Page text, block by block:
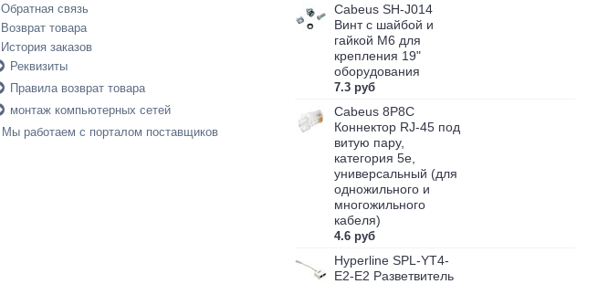
Обратная связь
Возврат товара
История заказов
Реквизиты
Правила возврат товара
монтаж компьютерных сетей
Мы работаем с порталом поставщиков
Cabeus SH-J014
Винт с шайбой и
гайкой M6 для
крепления 19"
оборудования
7.3 руб
Cabeus 8P8C
Коннектор RJ-45 под
витую пару,
категория 5e,
универсальный (для
одножильного и
многожильного
кабеля)
4.6 руб
Hyperline SPL-YT4-
E2-E2 Разветвитель